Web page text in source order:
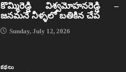
కొమ్మిరెడ్డి విశ్వమోహనరెడ్డి –
జనమనే నీళ్ళలో బతికిన చేప
Sunday, July 12, 2026
కథలు